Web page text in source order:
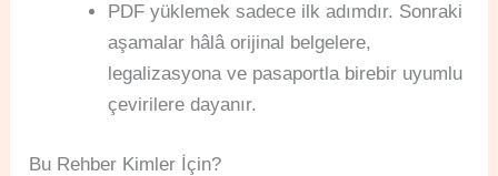
PDF yüklemek sadece ilk adımdır. Sonraki
aşamalar hâlâ orijinal belgelere,
legalizasyona ve pasaportla birebir uyumlu
çevirilere dayanır.
Bu Rehber Kimler İçin?